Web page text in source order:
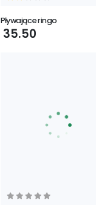
Pływające ringo
35.50